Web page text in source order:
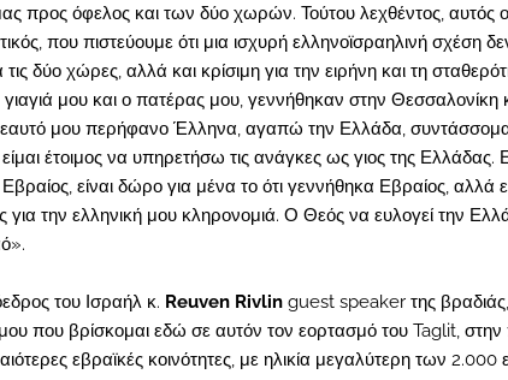
προς όφελος και των δύο χωρών. Τούτου λεχθέντος, αυτός ο
που πιστεύουμε ότι μια ισχυρή ελληνοϊσραηλινή σχέση
τις δύο χώρες, αλλά και κρίσιμη για την ειρήνη και τη
μου και ο πατέρας μου, γεννήθηκαν στην Θεσσαλονίκη
μου περήφανο Έλληνα, αγαπώ την Ελλάδα,
έτοιμος να υπηρετήσω τις ανάγκες ως γιος της Ελλάδας.
είναι δώρο για μένα το ότι γεννήθηκα Εβραίος, αλλά
για την ελληνική μου κληρονομιά. Ο Θεός να ευλογεί την
του Ισραήλ κ. Reuven Rivlin guest speaker της
μου που βρίσκομαι εδώ σε αυτόν τον εορτασμό του Taglit, στην
εβραϊκές κοινότητες, με ηλικία μεγαλύτερη των 2.000